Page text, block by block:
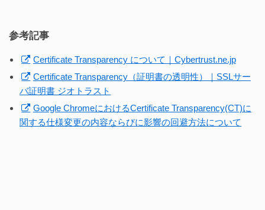
参考記事
Certificate Transparency について｜Cybertrust.ne.jp
Certificate Transparency（証明書の透明性）｜SSLサー
バ証明書 ジオトラスト
Google ChromeにおけるCertificate Transparency(CT)に
関する仕様変更の内容ならびに影響の回避方法について